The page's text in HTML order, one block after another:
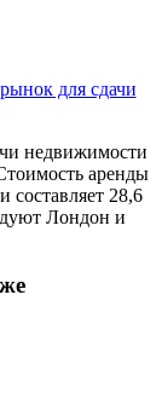
для сдачи
недвижимости
аренды
составляет 28,6
Лондон и